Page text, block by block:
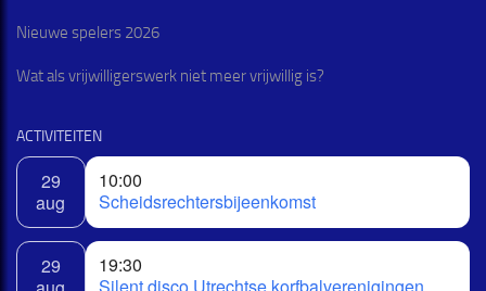
Nieuwe spelers 2026
Wat als vrijwilligerswerk niet meer vrijwillig is?
ACTIVITEITEN
29
aug
10:00
Scheidsrechtersbijeenkomst
29
19:30